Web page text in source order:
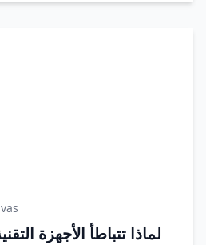
لماذا تتباطأ الأجهزة